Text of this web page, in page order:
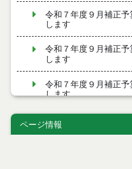
令和７年度９月補正
します
令和７年度９月補正
します
令和７年度９月補正予
します
令和７年７月３０日専
らせします
ページ情報